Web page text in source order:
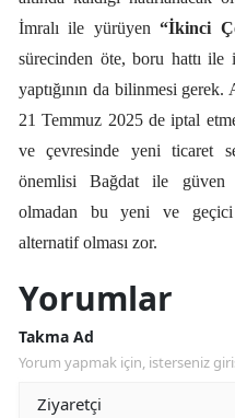
İmralı ile yürüyen“İkinci
sürecinden öte, boru hattı ile
yaptığının da bilinmesi
21 Temmuz 2025 de iptal
ve çevresinde yeni ticaret
önemlisi Bağdat ile güven
olmadan bu yeni ve geçici
alternatif olması zor.
Yorumlar
Takma Ad
Yorum yapmak için, isterseniz